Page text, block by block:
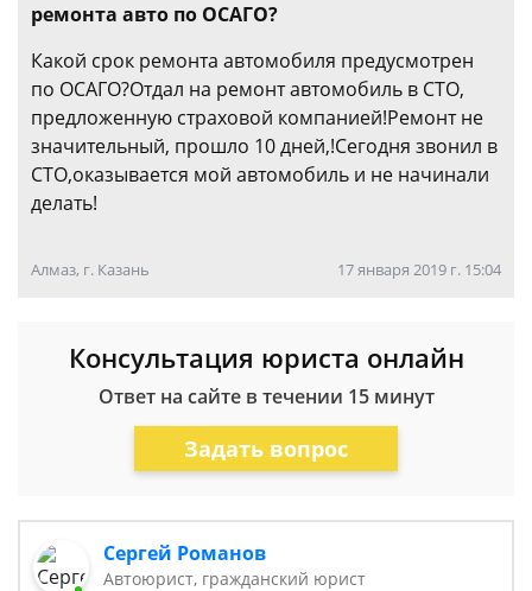
ремонта авто по ОСАГО?
Какой срок ремонта автомобиля предусмотрен
по ОСАГО?Отдал на ремонт автомобиль в СТО,
предложенную страховой компанией!Ремонт не
значительный, прошло 10 дней,!Сегодня звонил в
СТО,оказывается мой автомобиль и не начинали
делать!
Алмаз, г. Казань 17 января 2019 г. 15:04
Консультация юриста онлайн
Ответ на сайте в течении 15 минут
Задать вопрос
Сергей Романов
Автоюрист, гражданский юрист